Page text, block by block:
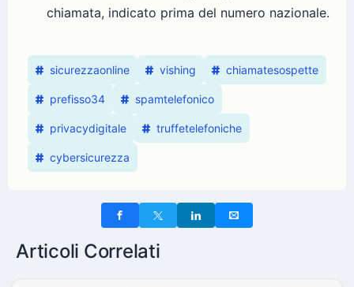
chiamata, indicato prima del numero nazionale.
sicurezzaonline vishing chiamatesospette
prefisso34 spamtelefonico
privacydigitale truffetelefoniche
cybersicurezza
Articoli Correlati